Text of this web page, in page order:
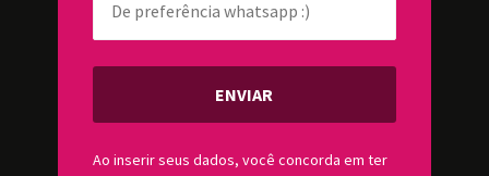
ENVIAR
Ao inserir seus dados, você concorda em ter